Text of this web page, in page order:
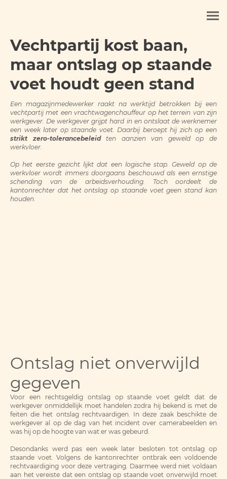
Vechtpartij kost baan,
maar ontslag op staande
voet houdt geen stand
Een magazijnmedewerker raakt na werktijd betrokken bij een
vechtpartij met een vrachtwagenchauffeur op het terrein van zijn
werkgever. De werkgever grijpt hard in en ontslaat de werknemer
een week later op staande voet. Daarbij beroept hij zich op een
strikt zero-tolerancebeleidten aanzien van geweld op de
werkvloer.
Op het eerste gezicht lijkt dat een logische stap. Geweld op de
werkvloer wordt immers doorgaans beschouwd als een ernstige
schending van de arbeidsverhouding. Toch oordeelt de
kantonrechter dat het ontslag op staande voet geen stand kan
houden.
Ontslag niet onverwijld
gegeven
Voor een rechtsgeldig ontslag op staande voet geldt dat de
werkgever onmiddellijk moet handelen zodra hij bekend is met de
feiten die het ontslag rechtvaardigen. In deze zaak beschikte de
werkgever al op de dag van het incident over camerabeelden en
was hij op de hoogte van wat er was gebeurd.
Desondanks werd pas een week later besloten tot ontslag op
staande voet. Volgens de kantonrechter ontbrak een voldoende
rechtvaardiging voor deze vertraging. Daarmee werd niet voldaan
aan het vereiste dat een ontslag op staande voet onverwijld moet